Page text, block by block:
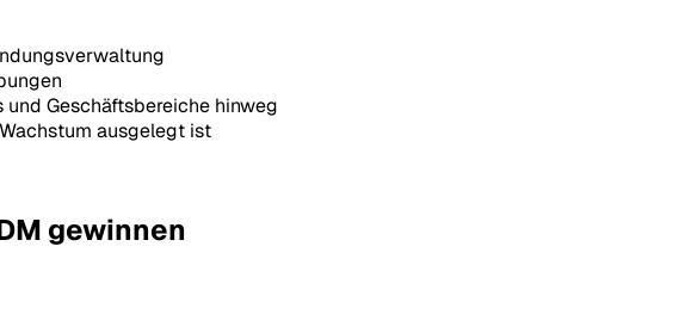
Geschäftsbereiche hinweg
ausgelegt ist
gewinnen